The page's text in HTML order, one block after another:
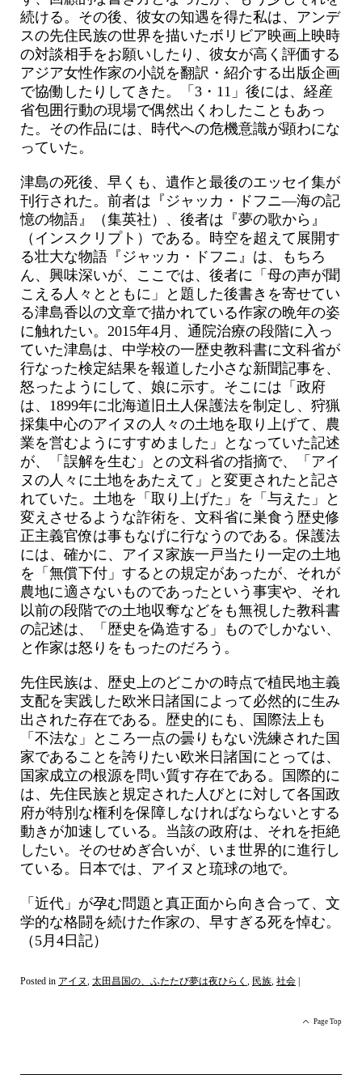
続ける。その後、彼女の知遇を得た私は、アンデ
スの先住民族の世界を描いたボリビア映画上映時
の対談相手をお願いしたり、彼女が高く評価する
アジア女性作家の小説を翻訳・紹介する出版企画
で協働したりしてきた。「3・11」後には、経産
省包囲行動の現場で偶然出くわしたこともあっ
た。その作品には、時代への危機意識が顕わにな
っていた。
津島の死後、早くも、遺作と最後のエッセイ集が
刊行された。前者は『ジャッカ・ドフニ―海の記
憶の物語』（集英社）、後者は『夢の歌から』
（インスクリプト）である。時空を超えて展開す
る壮大な物語『ジャッカ・ドフニ』は、もちろ
ん、興味深いが、ここでは、後者に「母の声が聞
こえる人々とともに」と題した後書きを寄せてい
る津島香以の文章で描かれている作家の晩年の姿
に触れたい。2015年4月、通院治療の段階に入っ
ていた津島は、中学校の一歴史教科書に文科省が
行なった検定結果を報道した小さな新聞記事を、
怒ったようにして、娘に示す。そこには「政府
は、1899年に北海道旧土人保護法を制定し、狩猟
採集中心のアイヌの人々の土地を取り上げて、農
業を営むようにすすめました」となっていた記述
が、「誤解を生む」との文科省の指摘で、「アイ
ヌの人々に土地をあたえて」と変更されたと記さ
れていた。土地を「取り上げた」を「与えた」と
変えさせるような詐術を、文科省に巣食う歴史修
正主義官僚は事もなげに行なうのである。保護法
には、確かに、アイヌ家族一戸当たり一定の土地
を「無償下付」するとの規定があったが、それが
農地に適さないものであったという事実や、それ
以前の段階での土地収奪などをも無視した教科書
の記述は、「歴史を偽造する」ものでしかない、
と作家は怒りをもったのだろう。
先住民族は、歴史上のどこかの時点で植民地主義
支配を実践した欧米日諸国によって必然的に生み
出された存在である。歴史的にも、国際法上も
「不法な」ところ一点の曇りもない洗練された国
家であることを誇りたい欧米日諸国にとっては、
国家成立の根源を問い質す存在である。国際的に
は、先住民族と規定された人びとに対して各国政
府が特別な権利を保障しなければならないとする
動きが加速している。当該の政府は、それを拒絶
したい。そのせめぎ合いが、いま世界的に進行し
ている。日本では、アイヌと琉球の地で。
「近代」が孕む問題と真正面から向き合って、文
学的な格闘を続けた作家の、早すぎる死を悼む。
（5月4日記）
Posted in アイヌ, 太田昌国の、ふたたび夢は夜ひらく , 民族, 社会
Page Top